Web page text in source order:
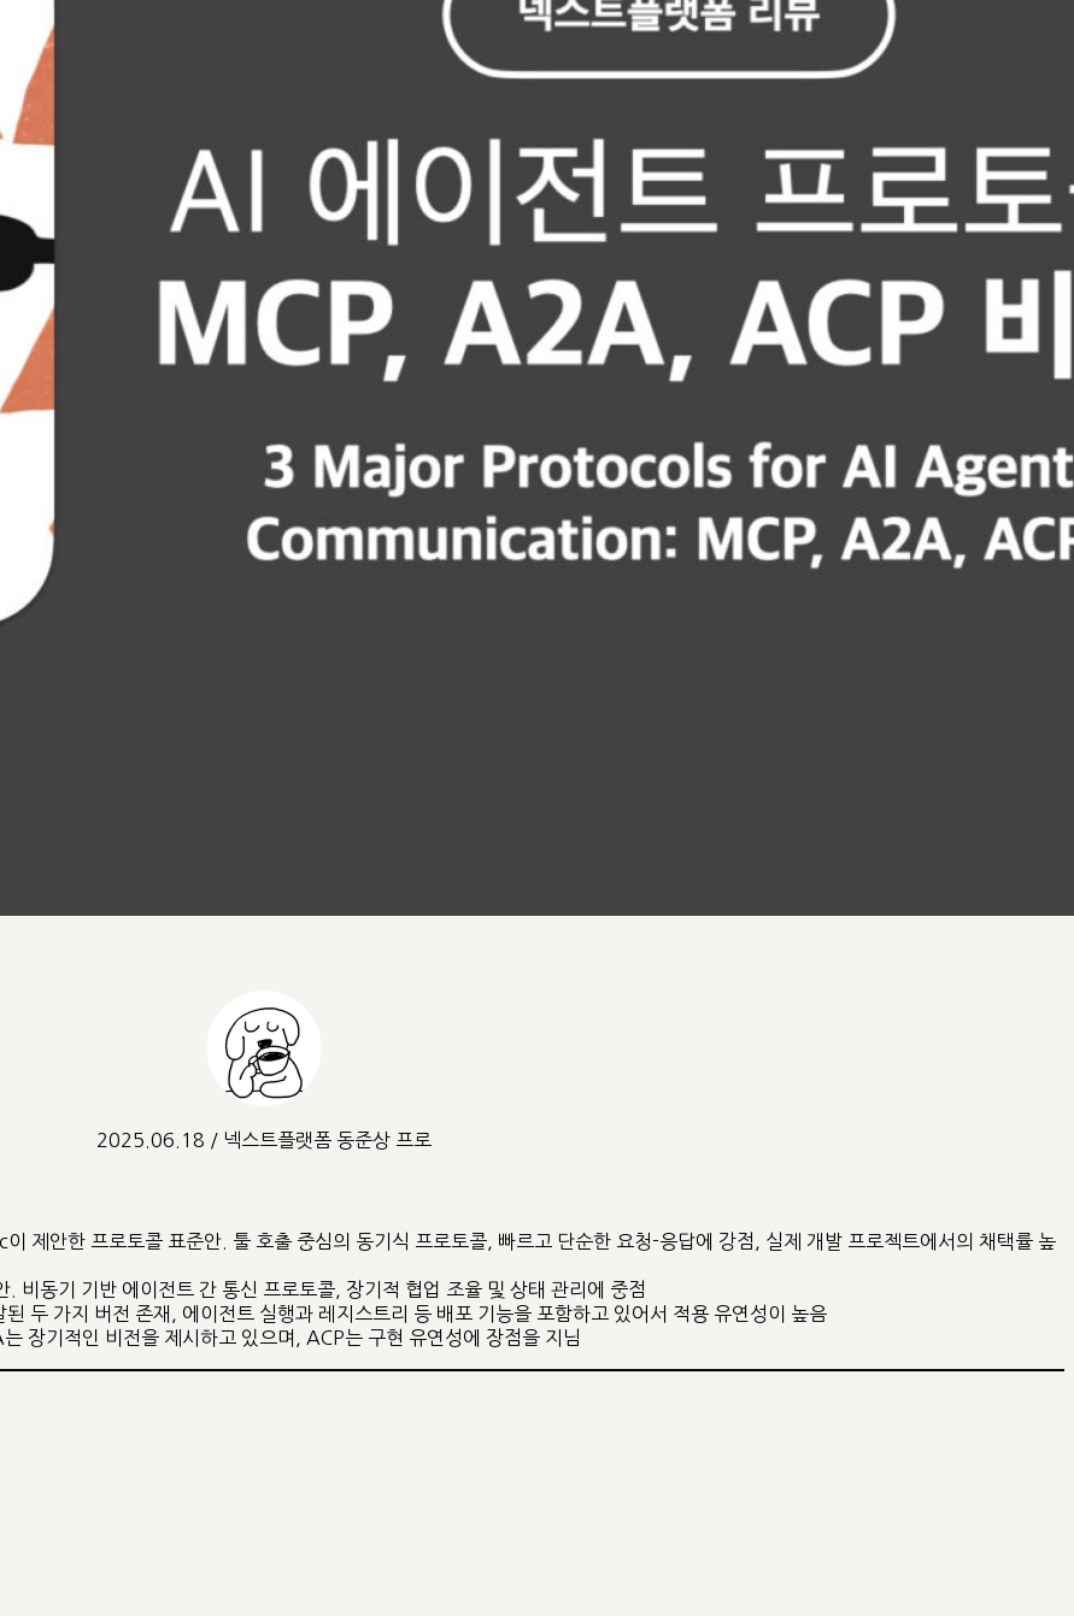
2025.06.18 / 넥스트플랫폼 동준상 프로
제안한 프로토콜 표준안. 툴 호출 중심의 동기식 프로토콜, 빠르고 단순한 요청-응답에 강점, 실제 개발 프로젝트에서의 채택률 높
비동기 기반 에이전트 간 통신 프로토콜, 장기적 협업 조율 및 상태 관리에 중점
두 가지 버전 존재, 에이전트 실행과 레지스트리 등 배포 기능을 포함하고 있어서 적용 유연성이 높음
장기적인 비전을 제시하고 있으며, ACP는 구현 유연성에 장점을 지님